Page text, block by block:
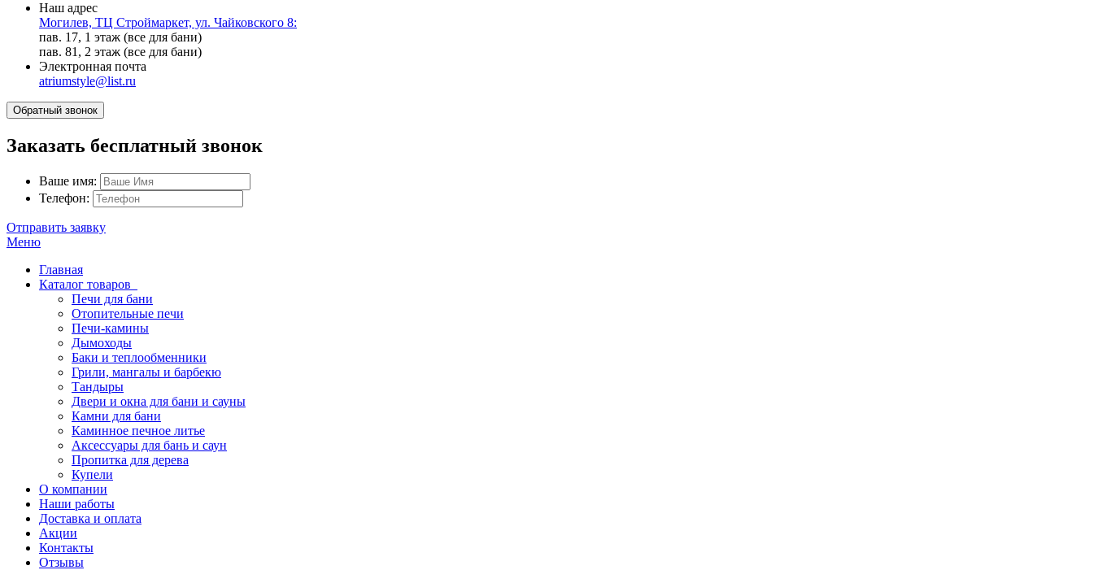
Наш адрес
Могилев, ТЦ Строймаркет, ул. Чайковского 8:
пав. 17, 1 этаж (все для бани)
пав. 81, 2 этаж (все для бани)
Электронная почта
atriumstyle@list.ru
Обратный звонок
Заказать бесплатный звонок
Ваше имя:
Телефон:
Отправить заявку
Меню
Главная
Каталог товаров
Печи для бани
Отопительные печи
Печи-камины
Дымоходы
Баки и теплообменники
Грили, мангалы и барбекю
Тандыры
Двери и окна для бани и сауны
Камни для бани
Каминное печное литье
Аксессуары для бань и саун
Пропитка для дерева
Купели
О компании
Наши работы
Доставка и оплата
Акции
Контакты
Отзывы